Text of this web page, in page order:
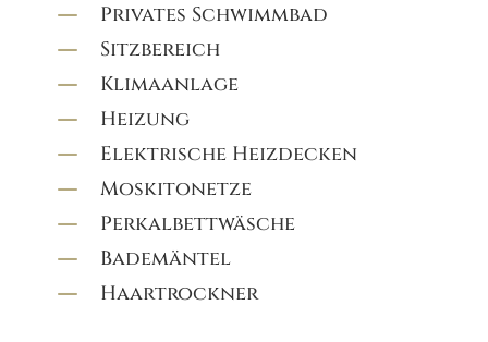
K Privates Schwimmbad
K Sitzbereich
K Klimaanlage
K Heizung
K Elektrische Heizdecken
K Moskitonetze
K Perkalbettwäsche
K Bademäntel
K Haartrockner